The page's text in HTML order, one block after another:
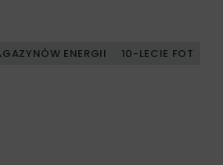
ENERGII
10-LECIE FOT